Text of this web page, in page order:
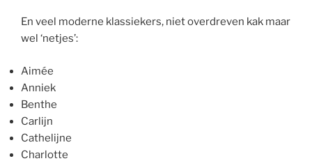
En veel moderne klassiekers, niet overdreven kak maar
wel ‘netjes’:
Aimée
Anniek
Benthe
Carlijn
Cathelijne
Charlotte